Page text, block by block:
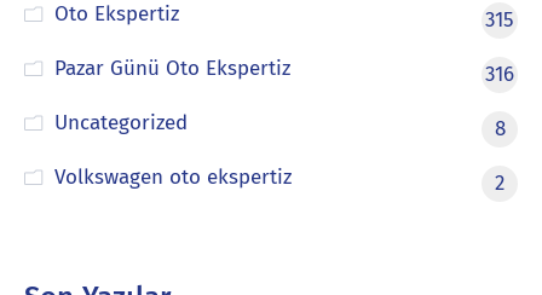
Oto Ekspertiz
315
Pazar Günü Oto Ekspertiz
316
Uncategorized
8
Volkswagen oto ekspertiz
2